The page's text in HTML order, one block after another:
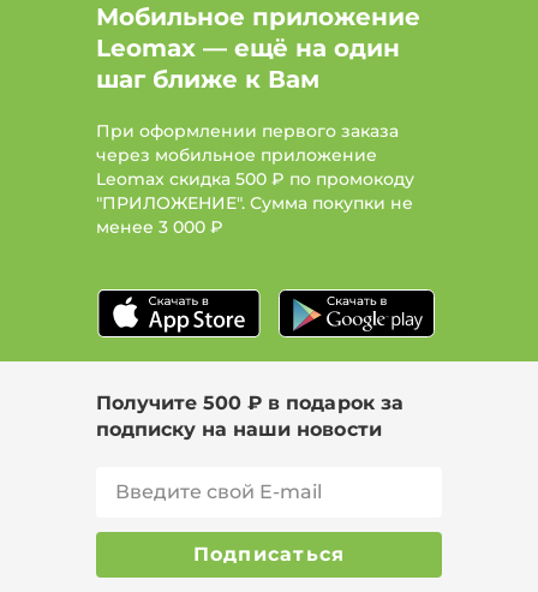
Мобильное приложение
Leomax — ещё на один
шаг ближе к Вам
При оформлении первого заказа
через мобильное приложение
Leomax скидка 500 ₽ по промокоду
"ПРИЛОЖЕНИЕ". Сумма покупки не
менее 3 000 ₽
Получите 500 ₽ в подарок за
подписку на наши новости
Подписаться